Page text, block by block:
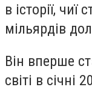
в історії,
мільярдів
Він вперше
світі в